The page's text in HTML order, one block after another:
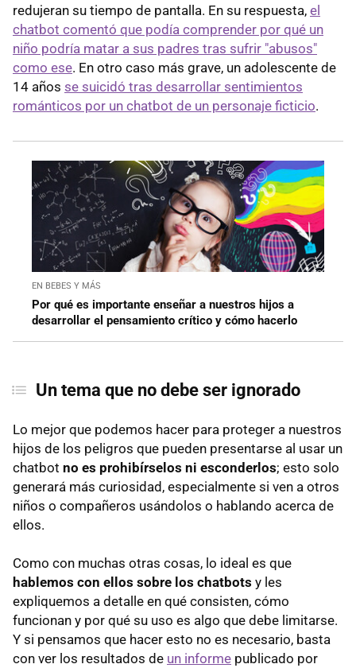
redujeran su tiempo de pantalla. En su respuesta, el
chatbot comentó que podía comprender por qué un
niño podría matar a sus padres tras sufrir "abusos"
como ese. En otro caso más grave, un adolescente de
14 años se suicidó tras desarrollar sentimientos
románticos por un chatbot de un personaje ficticio.
EN BEBES Y MÁS
Por qué es importante enseñar a nuestros hijos a
desarrollar el pensamiento crítico y cómo hacerlo
Un tema que no debe ser ignorado
Lo mejor que podemos hacer para proteger a nuestros
hijos de los peligros que pueden presentarse al usar un
chatbot no es prohibírselos ni esconderlos; esto solo
generará más curiosidad, especialmente si ven a otros
niños o compañeros usándolos o hablando acerca de
ellos.
Como con muchas otras cosas, lo ideal es que
hablemos con ellos sobre los chatbots y les
expliquemos a detalle en qué consisten, cómo
funcionan y por qué su uso es algo que debe limitarse.
Y si pensamos que hacer esto no es necesario, basta
con ver los resultados de un informe publicado por